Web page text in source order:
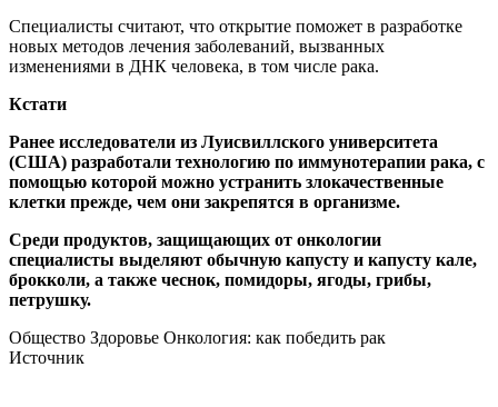
Специалисты считают, что открытие поможет в разработке
новых методов лечения заболеваний, вызванных
изменениями в ДНК человека, в том числе рака.
Кстати
Ранее исследователи из Луисвиллского университета
(США) разработали технологию по иммунотерапии рака, с
помощью которой можно устранить злокачественные
клетки прежде, чем они закрепятся в организме.
Среди продуктов, защищающих от онкологии
специалисты выделяют обычную капусту и капусту кале,
брокколи, а также чеснок, помидоры, ягоды, грибы,
петрушку.
Общество Здоровье Онкология: как победить рак
Источник